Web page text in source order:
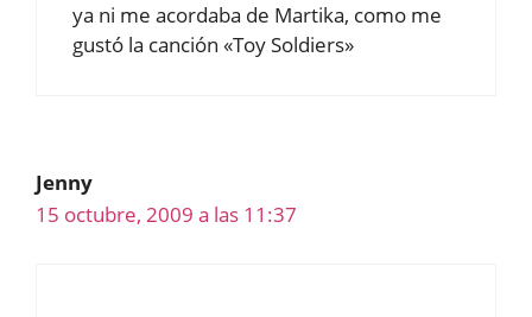
ya ni me acordaba de Martika, como me
gustó la canción «Toy Soldiers»
Jenny
15 octubre, 2009 a las 11:37